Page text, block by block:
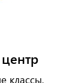
классы,